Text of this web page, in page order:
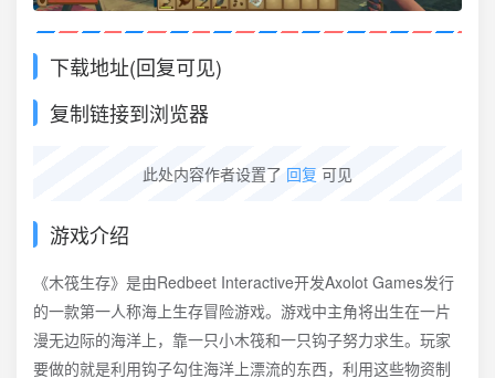
下载地址(回复可见)
复制链接到浏览器
此处内容作者设置了 回复 可见
游戏介绍
《木筏生存》是由Redbeet Interactive开发Axolot Games发行
的一款第一人称海上生存冒险游戏。游戏中主角将出生在一片
漫无边际的海洋上，靠一只小木筏和一只钩子努力求生。玩家
要做的就是利用钩子勾住海洋上漂流的东西，利用这些物资制